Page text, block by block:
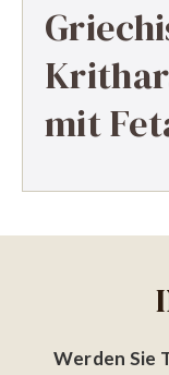
mit
Werden Sie